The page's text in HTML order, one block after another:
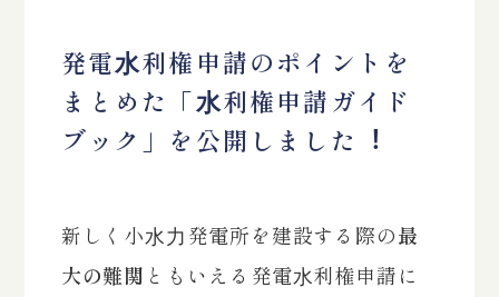
発電⽔利権申請のポイントを
まとめた「⽔利権申請ガイド
ブック」を公開しました︕
新しく小⽔⼒発電所を建設する際の最
大の難関 ともいえる発電⽔利権申請に